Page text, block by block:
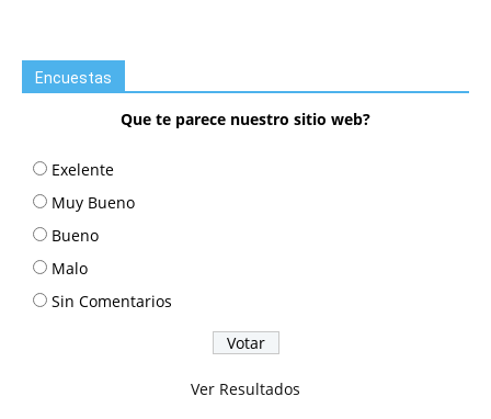
Encuestas
Que te parece nuestro sitio web?
Exelente
Muy Bueno
Bueno
Malo
Sin Comentarios
Ver Resultados